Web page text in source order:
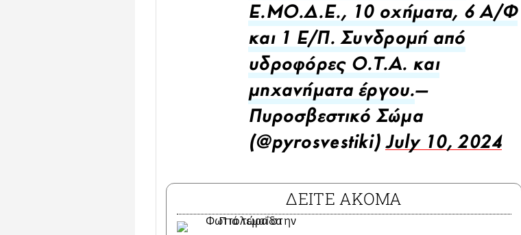
Ε.ΜΟ.Δ.Ε., 10 οχήματα, 6 Α/Φ
και 1 Ε/Π. Συνδρομή από
υδροφόρες Ο.Τ.Α. και
μηχανήματα έργου.—
Πυροσβεστικό Σώμα
(@pyrosvestiki) July 10, 2024
ΔΕΙΤΕ ΑΚΟΜΑ